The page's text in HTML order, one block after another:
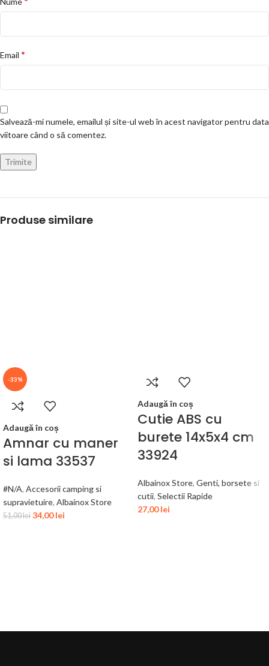
Email *
Salvează-mi numele, emailul și site-ul web în acest navigator pentru data
viitoare când o să comentez.
Produse similare
-33%
Adaugă în coș
Amnar cu maner
si lama 33537
#N/A, Accesorii camping si
supravietuire, Albainox Store
51,00lei 34,00lei
Adaugă în coș
Cutie ABS cu
burete 14x5x4 cm
33924
Albainox Store, Genti, borsete si
cutii, Selectii Rapide
27,00lei